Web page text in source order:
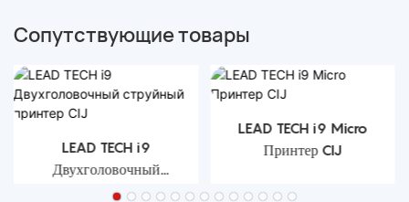
Сопутствующие товары
LEAD TECH i9
Двухголовочный
струйный принтер CIJ
LEAD TECH i9 Micro
Принтер CIJ